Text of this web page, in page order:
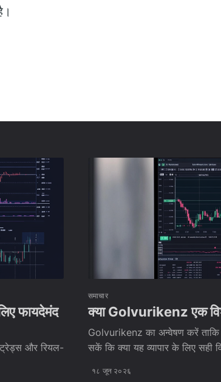
फायदेमंद
और रियल-
समाचार
क्या Golvurikenz एक
Golvurikenz का अन्वेषण करें
सकें कि क्या यह व्यापार के लिए सही
१८ जून २०२६